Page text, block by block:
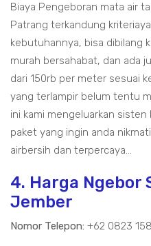
Biaya Pengeboran mata air
Patrang terkandung
kebutuhannya, bisa dibilang
murah bersahabat, dan ada
dari 150rb per meter sesuai
yang terlampir belum tentu
ini kami mengeluarkan
paket yang ingin anda
airbersih dan terpercaya...
4. Harga Ngebor
Jember
Nomor Telepon: +62 0823